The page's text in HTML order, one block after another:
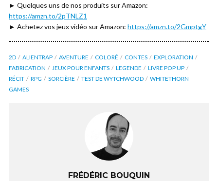
► Quelques uns de nos produits sur Amazon:
https://amzn.to/2pTNLZ1
► Achetez vos jeux vidéo sur Amazon: https://amzn.to/2GmptgY
2D ALIENTRAP AVENTURE COLORÉ CONTES
EXPLORATION
FABRICATION
JEUX POUR ENFANTS LEGENDE
LIVRE POP UP
RÉCIT
RPG SORCIÈRE TEST DE WYTCHWOOD
WHITETHORN
GAMES
FRÉDÉRIC BOUQUIN